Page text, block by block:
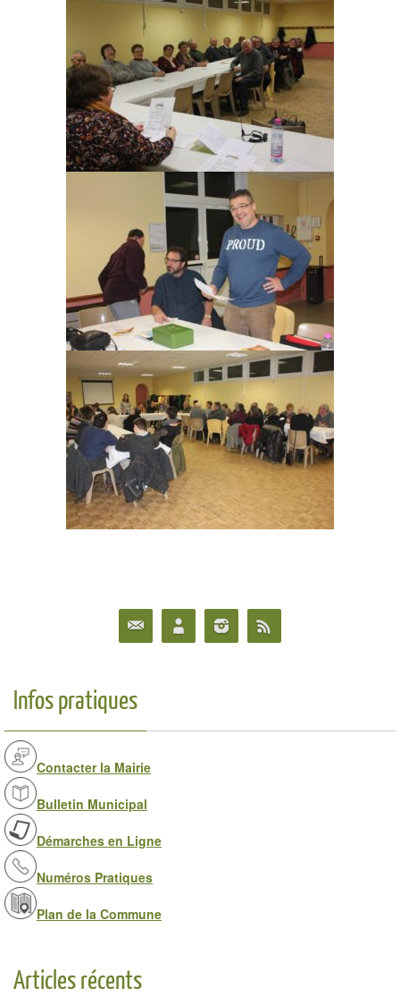
Infos pratiques
Contacter la Mairie
Bulletin Municipal
Démarches en Ligne
Numéros Pratiques
Plan de la Commune
Articles récents